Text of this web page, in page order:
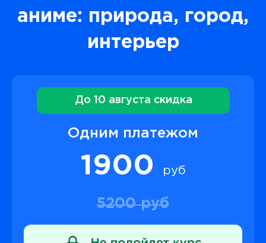
аниме: природа, город,
интерьер
До 10 августа скидка
Одним платежом
1900 руб
5200 руб